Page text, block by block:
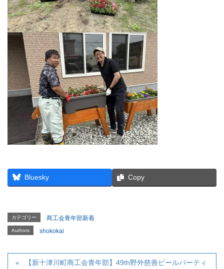
Bluesky Copy
カテゴリー 商工会青年部新着
Authors shokokai
【新十津川町商工会青年部】49th野外慈善ビールパーティ